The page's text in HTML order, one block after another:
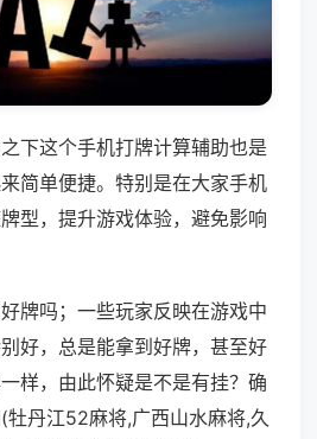
下这个手机打牌计算辅助也是
简单便捷。特别是在大家手机
型，提升游戏体验，避免影响
牌吗；一些玩家反映在游戏中
好，总是能拿到好牌，甚至好
样，由此怀疑是不是有挂？确
牡丹江52麻将,广西山水麻将,久